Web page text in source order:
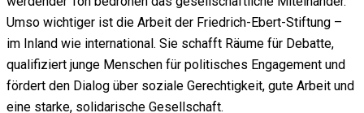
Umso wichtiger ist die Arbeit der Friedrich-Ebert-Stiftung –
im Inland wie international. Sie schafft Räume für Debatte,
qualifiziert junge Menschen für politisches Engagement und
fördert den Dialog über soziale Gerechtigkeit, gute Arbeit und
eine starke, solidarische Gesellschaft.